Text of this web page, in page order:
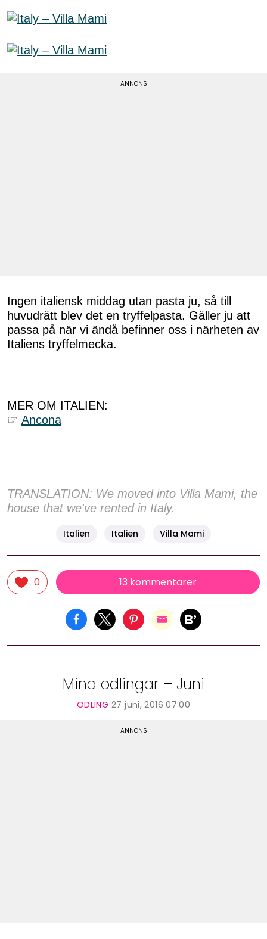
Ingen italiensk middag utan pasta ju, så till
huvudrätt blev det en tryffelpasta. Gäller ju att
passa på när vi ändå befinner oss i närheten av
Italiens tryffelmecka.
MER OM ITALIEN:
☞ Ancona
TRANSLATION: We moved into Villa Mami, the
house that we've rented in Italy.
Italien Italien Villa Mami
0 13 kommentarer
Mina odlingar – Juni
ODLING 27 juni, 2016 07:00